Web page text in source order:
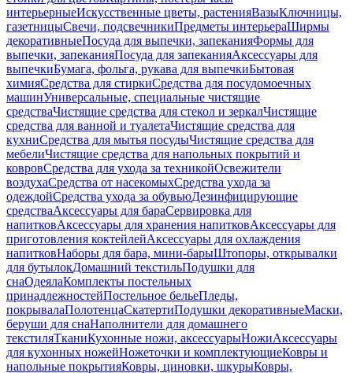
интерьерныеИскусственные цветы, растенияВазыКлючницы,
газетницыСвечи, подсвечникиПредметы интерьераШирмы
декоративныеПосуда для выпечки, запеканияФормы для
выпечки, запеканияПосуда для запеканияАксессуары для
выпечкиБумага, фольга, рукава для выпечкиБытовая
химияСредства для стиркиСредства для посудомоечных
машинУниверсальные, специальные чистящие
средстваЧистящие средства для стекол и зеркалЧистящие
средства для ванной и туалетаЧистящие средства для
кухниСредства для мытья посудыЧистящие средства для
мебелиЧистящие средства для напольных покрытий и
ковровСредства для ухода за техникойОсвежители
воздухаСредства от насекомыхСредства ухода за
одеждойСредства ухода за обувьюДезинфицирующие
средстваАксессуары для бараСервировка для
напитковАксессуары для хранения напитковАксессуары для
приготовления коктейлейАксессуары для охлаждения
напитковНаборы для бара, мини-барыШтопоры, открывалки
для бутылокДомашний текстильПодушки для
снаОдеялаКомплекты постельных
принадлежностейПостельное бельеПледы,
покрывалаПолотенцаСкатертиПодушки декоративныеМаски,
беруши для снаНаполнители для домашнего
текстиляТканиКухонные ножи, аксессуарыНожиАксессуары
для кухонных ножейНожеточки и комплектующиеКовры и
напольные покрытияКовры, циновки, шкурыКовры,